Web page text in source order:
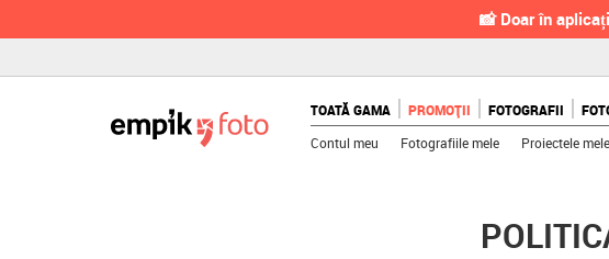
📸 Doar în
TOATĂ GAMA PROMOȚII FOTOGRAFII
Contul meu Fotografiile mele Proiectele mele